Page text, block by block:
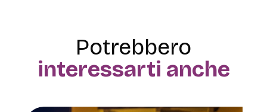
Potrebbero
interessarti anche